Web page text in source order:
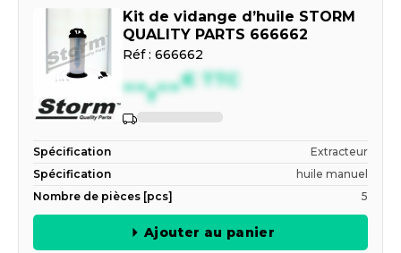
Kit de vidange d’huile STORM
QUALITY PARTS 666662
Réf : 666662
--,--€ TTC
Spécification
Extracteur
Spécification
huile manuel
Nombre de pièces [pcs]
5
Ajouter au panier